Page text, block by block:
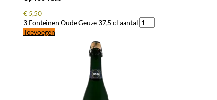
€ 5,50
3 Fonteinen Oude Geuze 37,5 cl aantal
Toevoegen